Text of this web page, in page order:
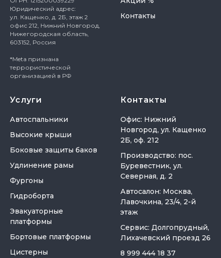
Юридический адрес:
ул. Кащенко, д. 2Б, этаж 2
офис 212, Нижний Новгород,
Нижегородская область,
603152, Россия
*Meta признана
террористической
организацией в РФ
Контакты
Услуги
Автоспальники
Высокие крыши
Боковые защиты баков
Удлинение рамы
Фургоны
Гидроборта
Эвакуаторные
платформы
Бортовые платформы
Цистерны
Контакты
Офис: Нижний
Новгород, ул. Кащенко
2Б, оф. 212
Производство: пос.
Буревестник, ул.
Северная, д. 2
Автосалон: Москва,
Лавочкина, 23/4, 2-й
этаж
Сервис: Долгопрудный,
Лихачевский проезд 26
8 999 444 18 37